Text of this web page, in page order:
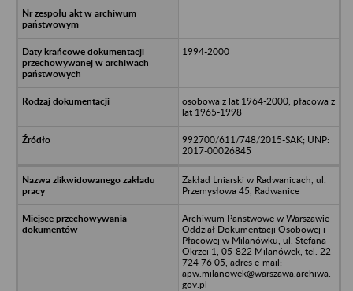
1994-2000
osobowa z lat 1964-2000, płacowa z
lat 1965-1998
992700/611/748/2015-SAK; UNP:
2017-00026845
Zakład Lniarski w Radwanicach, ul.
Przemysłowa 45, Radwanice
Archiwum Państwowe w Warszawie
Oddział Dokumentacji Osobowej i
Płacowej w Milanówku, ul. Stefana
Okrzei 1, 05-822 Milanówek, tel. 22
724 76 05, adres e-mail:
apw.milanowek@warszawa.archiwa.
gov.pl